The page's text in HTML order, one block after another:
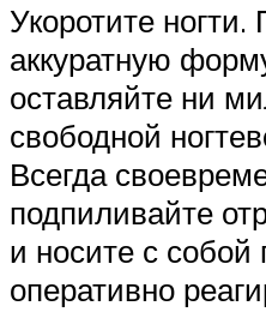
Укоротите
аккуратную
оставляйте ни
свободной
Всегда
подпиливайте
и носите с собой
оперативно